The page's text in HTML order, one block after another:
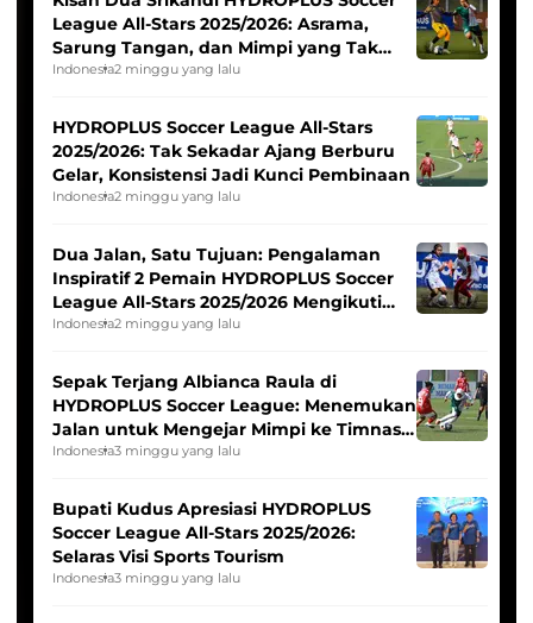
League All-Stars 2025/2026: Asrama,
Sarung Tangan, dan Mimpi yang Tak
Pernah Padam
Indonesia2 minggu yang lalu
HYDROPLUS Soccer League All-Stars
2025/2026: Tak Sekadar Ajang Berburu
Gelar, Konsistensi Jadi Kunci Pembinaan
Indonesia2 minggu yang lalu
Dua Jalan, Satu Tujuan: Pengalaman
Inspiratif 2 Pemain HYDROPLUS Soccer
League All-Stars 2025/2026 Mengikuti
Seleksi Timnas Indonesia Putri
Indonesia2 minggu yang lalu
Sepak Terjang Albianca Raula di
HYDROPLUS Soccer League: Menemukan
Jalan untuk Mengejar Mimpi ke Timnas
Indonesia Putri
Indonesia3 minggu yang lalu
Bupati Kudus Apresiasi HYDROPLUS
Soccer League All-Stars 2025/2026:
Selaras Visi Sports Tourism
Indonesia3 minggu yang lalu